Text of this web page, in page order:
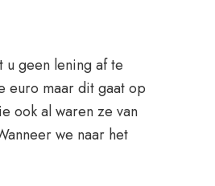
u geen lening af te
euro maar dit gaat op
ook al waren ze van
we naar het